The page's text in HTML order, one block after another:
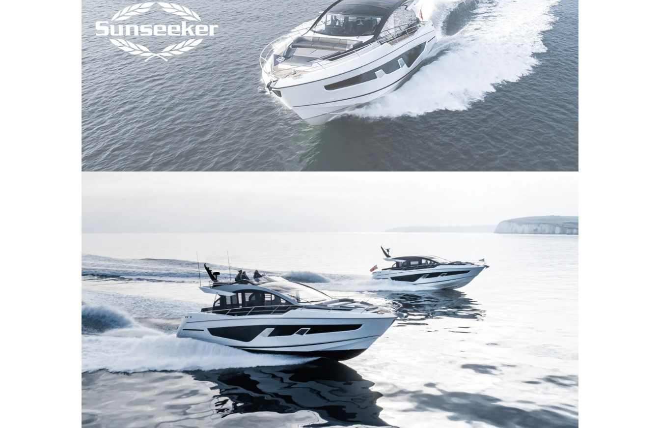
COOKIE POLITIK
RECRUITING
Innovation
Die Firma
Das Team
Lifestyle
Geschichte
Bewerten Sie Ihr Boot